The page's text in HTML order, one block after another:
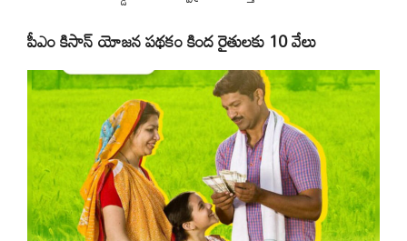
పీఎం కిసాన్ యోజన పథకం కింద రైతులకు 10 వేలు